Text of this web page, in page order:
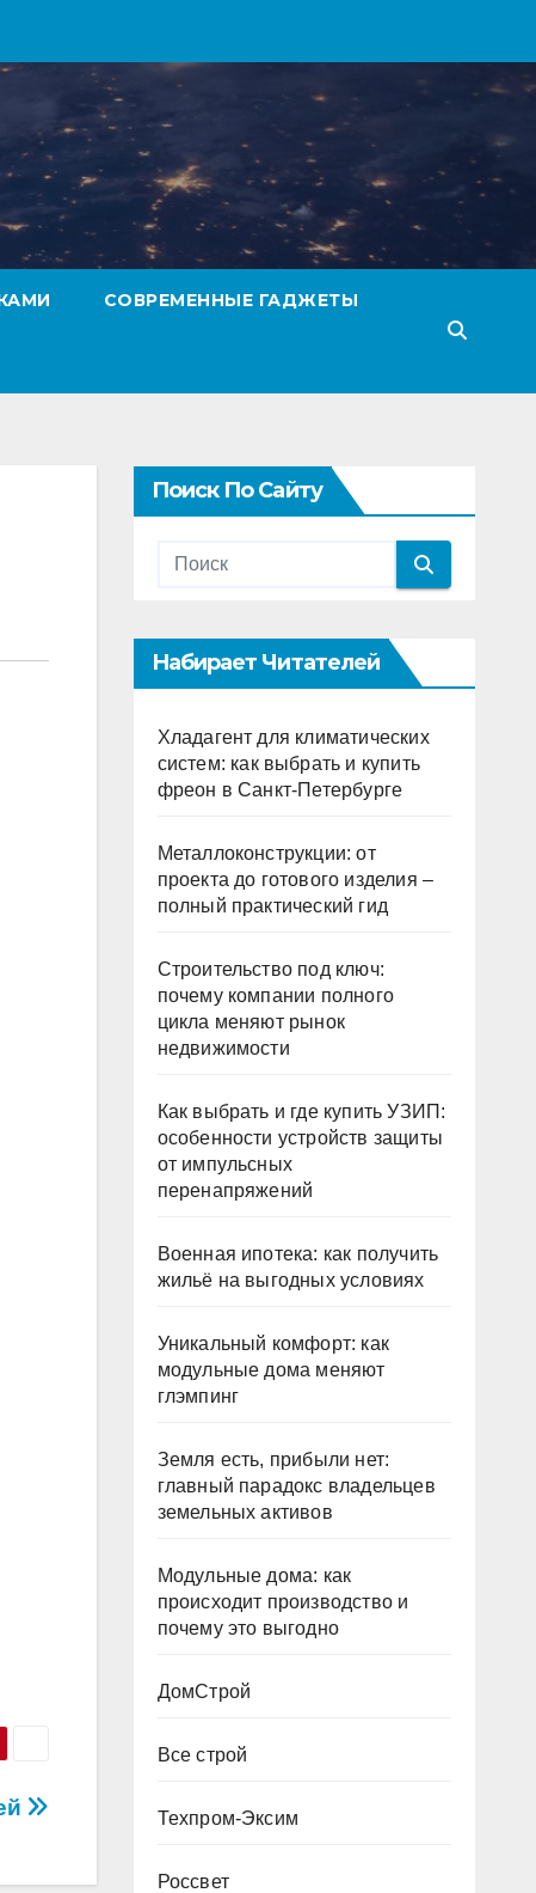
СОВРЕМЕННЫЕ ГАДЖЕТЫ
Поиск По Сайту
Набирает Читателей
Хладагент для климатических
систем: как выбрать и купить
фреон в Санкт-Петербурге
Металлоконструкции: от
проекта до готового изделия –
полный практический гид
Строительство под ключ:
почему компании полного
цикла меняют рынок
недвижимости
Как выбрать и где купить УЗИП:
особенности устройств защиты
от импульсных
перенапряжений
Военная ипотека: как получить
жильё на выгодных условиях
Уникальный комфорт: как
модульные дома меняют
глэмпинг
Земля есть, прибыли нет:
главный парадокс владельцев
земельных активов
Модульные дома: как
происходит производство и
почему это выгодно
ДомСтрой
Все строй
Техпром-Эксим
Россвет